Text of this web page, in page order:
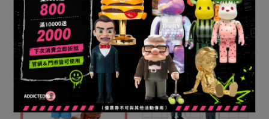
加入購物車 已售完